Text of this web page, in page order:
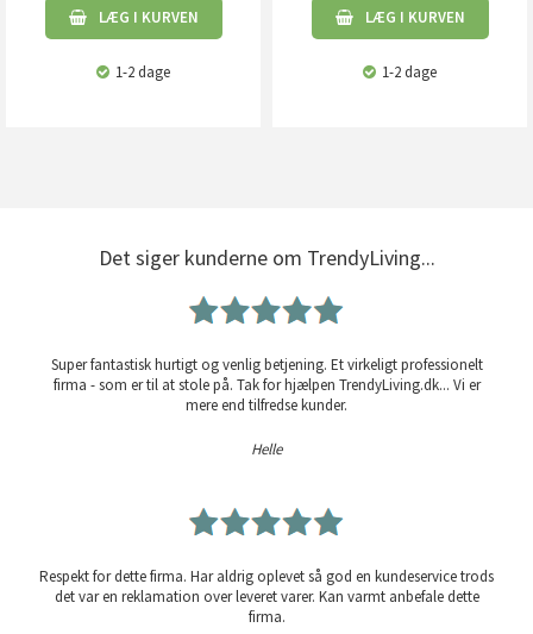
LÆG I KURVEN
1-2 dage
LÆG I KURVEN
1-2 dage
Det siger kunderne om TrendyLiving...
Super fantastisk hurtigt og venlig betjening. Et virkeligt professionelt
firma - som er til at stole på. Tak for hjælpen TrendyLiving.dk... Vi er
mere end tilfredse kunder.
Helle
Respekt for dette firma. Har aldrig oplevet så god en kundeservice trods
det var en reklamation over leveret varer. Kan varmt anbefale dette
firma.